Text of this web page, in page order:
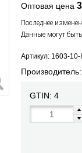
Оптовая цена
Последнее
Данные могут
Артикул: 1603-
Производитель:
GTIN: 4